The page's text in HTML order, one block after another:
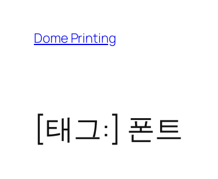
Dome Printing
[태그:] 폰트